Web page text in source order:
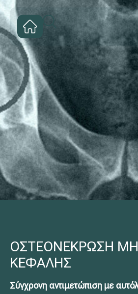
ΟΣΤΕΟΝΕΚΡΩΣΗ
ΚΕΦΑΛΗΣ
Σύγχρονη αντιμετώπιση με